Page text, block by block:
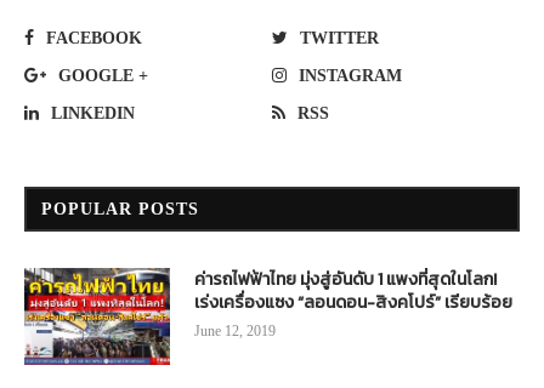
FACEBOOK TWITTER
GOOGLE + INSTAGRAM
LINKEDIN RSS
POPULAR POSTS
ค่ารถไฟฟ้าไทย มุ่งสู่อันดับ 1 แพงที่สุดในโลก!
เร่งเครื่องแซง “ลอนดอน-สิงคโปร์” เรียบร้อย
June 12, 2019